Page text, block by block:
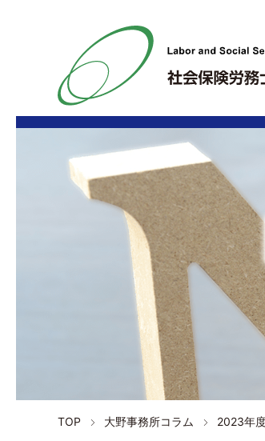
TOP 大野事務所コラム 2023年